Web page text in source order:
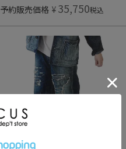
予約販売価格 ¥ 35,750税込